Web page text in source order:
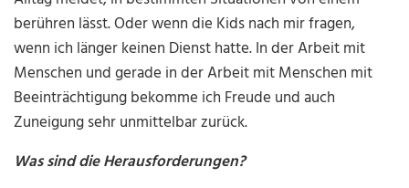
berühren lässt. Oder wenn die Kids nach mir fragen,
wenn ich länger keinen Dienst hatte. In der Arbeit mit
Menschen und gerade in der Arbeit mit Menschen mit
Beeinträchtigung bekomme ich Freude und auch
Zuneigung sehr unmittelbar zurück.
Was sind die Herausforderungen?